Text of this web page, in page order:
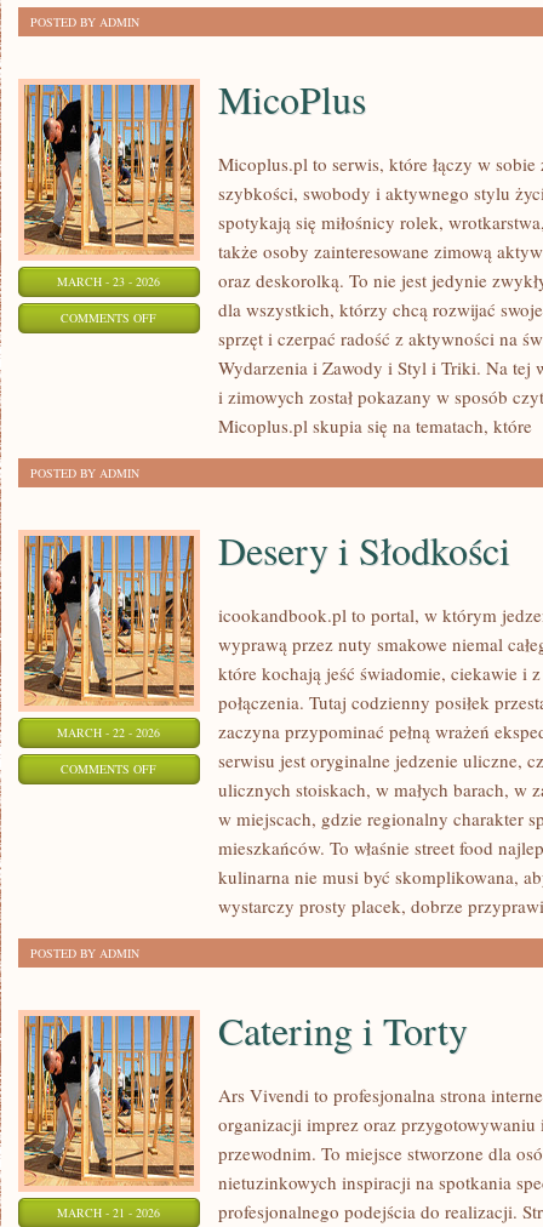
POSTED BY ADMIN
MARCH - 23 - 2026
COMMENTS OFFON
MicoPlus
Micoplus.pl to serwis, które łączy w
szybkości, swobody i aktywnego stylu
spotykają się miłośnicy rolek,
także osoby zainteresowane zimową
oraz deskorolką. To nie jest jedynie
dla wszystkich, którzy chcą rozwijać
sprzęt i czerpać radość z aktywności na
Wydarzenia i Zawody i Styl i Triki. Na tej
i zimowych został pokazany w sposób
Micoplus.pl skupia się na tematach, które
POSTED BY ADMIN
MARCH - 22 - 2026
COMMENTS OFFON
SŁODKOŚCI
Desery i Słodkości
icookandbook.pl to portal, w którym
wyprawą przez nuty smakowe niemal
które kochają jeść świadomie, ciekawie i
połączenia. Tutaj codzienny posiłek
zaczyna przypominać pełną wrażeń
serwisu jest oryginalne jedzenie uliczne,
ulicznych stoiskach, w małych barach, w
w miejscach, gdzie regionalny charakter
mieszkańców. To właśnie street food
kulinarna nie musi być skomplikowana,
wystarczy prosty placek, dobrze
POSTED BY ADMIN
MARCH - 21 - 2026
Catering i Torty
Ars Vivendi to profesjonalna strona
organizacji imprez oraz
przewodnim. To miejsce stworzone dla
nietuzinkowych inspiracji na spotkania
profesjonalnego podejścia do realizacji.